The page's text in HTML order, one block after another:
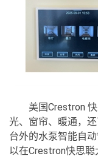
美国Crestron
光、窗帘、暖通，
台外的水泵智能自
以在Crestron快思